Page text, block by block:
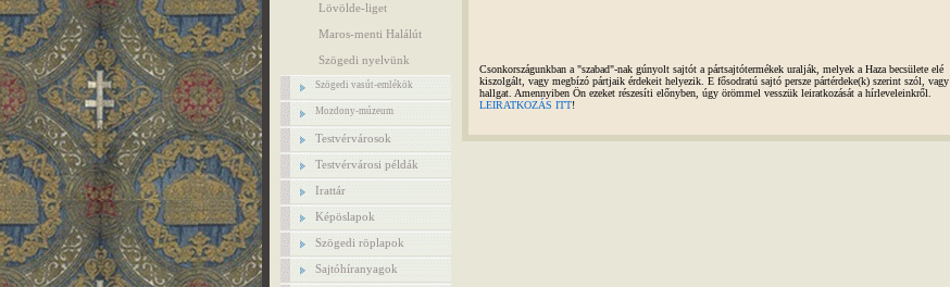
Lövölde-liget
Maros-menti Halálút
Szögedi nyelvünk
Szögedi vasút-emlékök
Mozdony-múzeum
Testvérvárosok
Testvérvárosi példák
Irattár
Képöslapok
Szögedi röplapok
Sajtóhíranyagok
Csonkországunkban a "szabad"-nak gúnyolt sajtót a pártsajtótermékek uralják, melyek a Haza becsülete elé
kiszolgált, vagy megbízó pártjaik érdekeit helyezik. E fősodratú sajtó persze pártérdeke(k) szerint szól, vagy
hallgat. Amennyiben Ön ezeket részesíti előnyben, úgy örömmel vesszük leiratkozását a hírleveleinkről.
LEIRATKOZÁS ITT!